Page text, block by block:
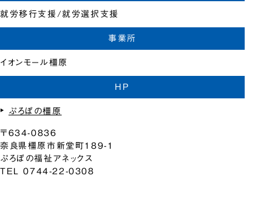
就労移行支援/就労選択支援
事業所
イオンモール橿原
HP
ぷろぼの橿原
〒634-0836
奈良県橿原市新堂町189-1
ぷろぼの福祉アネックス
TEL 0744-22-0308